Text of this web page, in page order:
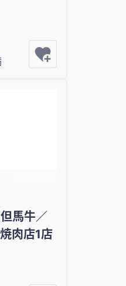
馬牛／
肉店1店